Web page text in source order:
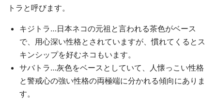
トラと呼びます。
キジトラ…日本ネコの元祖と言われる茶色がベース
で、用心深い性格とされていますが、慣れてくるとス
キンシップを好むネコもいます。
サバトラ…灰色をベースとしていて、人懐っこい性格
と警戒心の強い性格の両極端に分かれる傾向にありま
す。